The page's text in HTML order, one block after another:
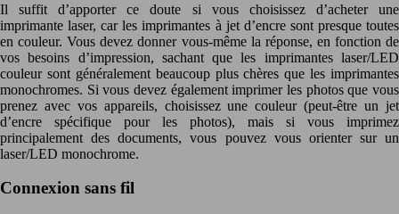
Il suffit d’apporter ce doute si vous choisissez d’acheter une
imprimante laser, car les imprimantes à jet d’encre sont presque toutes
en couleur. Vous devez donner vous-même la réponse, en fonction de
vos besoins d’impression, sachant que les imprimantes laser/LED
couleur sont généralement beaucoup plus chères que les imprimantes
monochromes. Si vous devez également imprimer les photos que vous
prenez avec vos appareils, choisissez une couleur (peut-être un jet
d’encre spécifique pour les photos), mais si vous imprimez
principalement des documents, vous pouvez vous orienter sur un
laser/LED monochrome.
Connexion sans fil